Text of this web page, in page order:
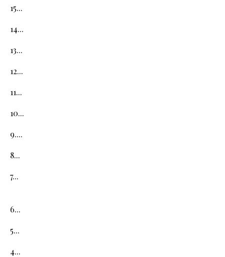
15...
14...
13...
12...
11...
10...
9....
8...
7...
6...
5...
4...